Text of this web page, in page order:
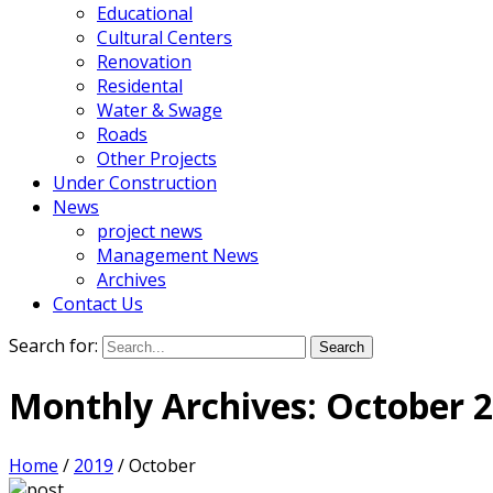
Educational
Cultural Centers
Renovation
Residental
Water & Swage
Roads
Other Projects
Under Construction
News
project news
Management News
Archives
Contact Us
Search for:
Monthly Archives: October
Home / 2019 /October